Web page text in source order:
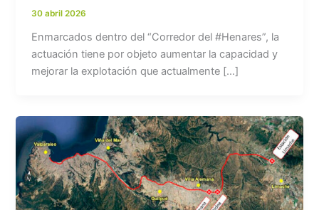
30 abril 2026
Enmarcados dentro del “Corredor del #Henares”, la
actuación tiene por objeto aumentar la capacidad y
mejorar la explotación que actualmente […]